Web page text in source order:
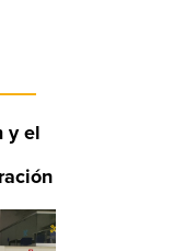
y el